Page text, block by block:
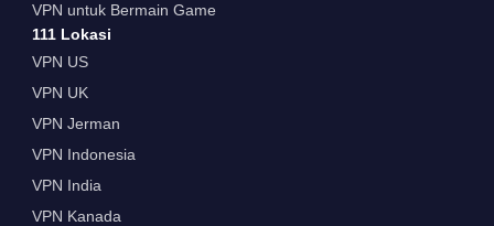
VPN untuk Bermain Game
111 Lokasi
VPN US
VPN UK
VPN Jerman
VPN Indonesia
VPN India
VPN Kanada